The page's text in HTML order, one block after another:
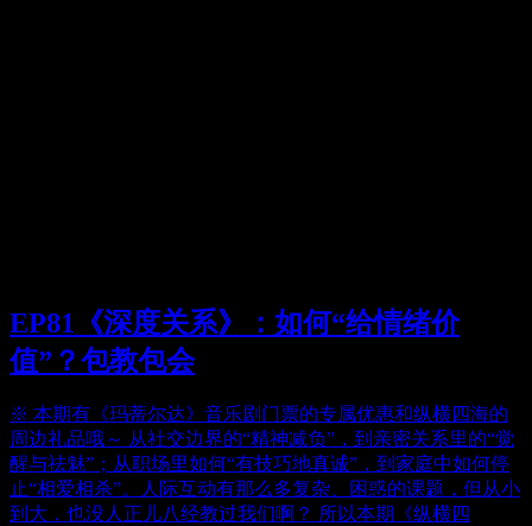
EP81《深度关系》：如何“给情绪价
值”？包教包会
※ 本期有《玛蒂尔达》音乐剧门票的专属优惠和纵横四海的
周边礼品哦～ 从社交边界的“精神减负”，到亲密关系里的“觉
醒与祛魅”；从职场里如何“有技巧地真诚”，到家庭中如何停
止“相爱相杀”。人际互动有那么多复杂、困惑的课题，但从小
到大，也没人正儿八经教过我们啊？ 所以本期《纵横四